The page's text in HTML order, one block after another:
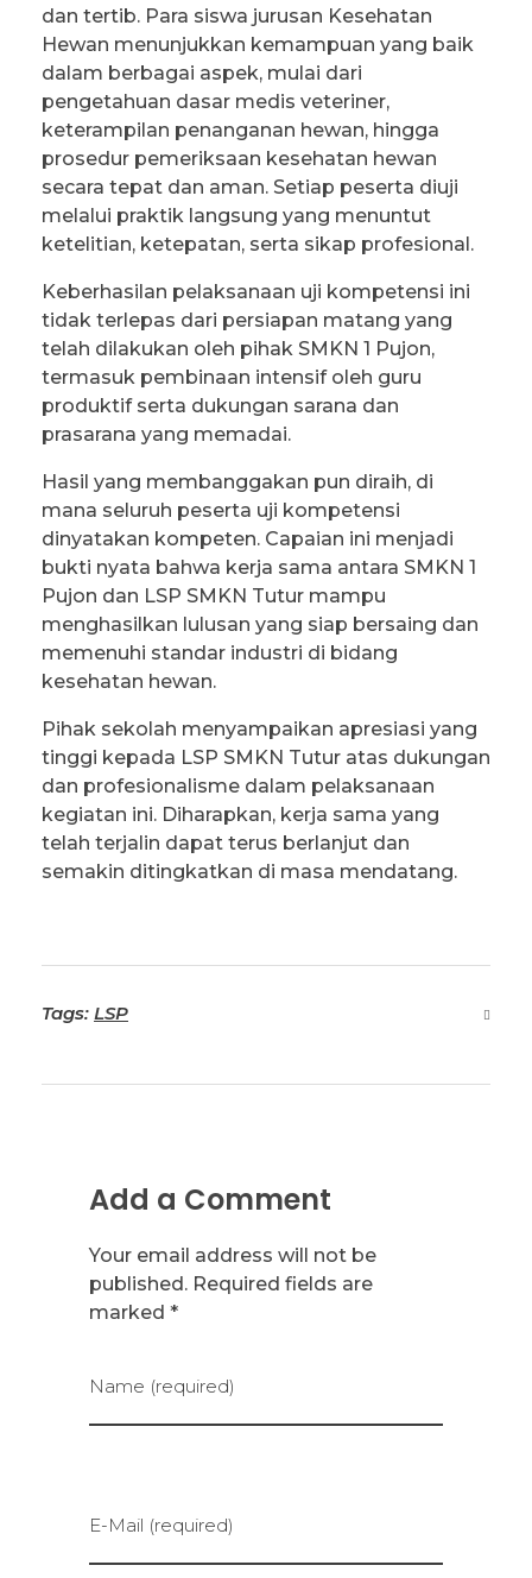
dan tertib. Para siswa jurusan Kesehatan
Hewan menunjukkan kemampuan yang baik
dalam berbagai aspek, mulai dari
pengetahuan dasar medis veteriner,
keterampilan penanganan hewan, hingga
prosedur pemeriksaan kesehatan hewan
secara tepat dan aman. Setiap peserta diuji
melalui praktik langsung yang menuntut
ketelitian, ketepatan, serta sikap profesional.
Keberhasilan pelaksanaan uji kompetensi ini
tidak terlepas dari persiapan matang yang
telah dilakukan oleh pihak SMKN 1 Pujon,
termasuk pembinaan intensif oleh guru
produktif serta dukungan sarana dan
prasarana yang memadai.
Hasil yang membanggakan pun diraih, di
mana seluruh peserta uji kompetensi
dinyatakan kompeten. Capaian ini menjadi
bukti nyata bahwa kerja sama antara SMKN 1
Pujon dan LSP SMKN Tutur mampu
menghasilkan lulusan yang siap bersaing dan
memenuhi standar industri di bidang
kesehatan hewan.
Pihak sekolah menyampaikan apresiasi yang
tinggi kepada LSP SMKN Tutur atas dukungan
dan profesionalisme dalam pelaksanaan
kegiatan ini. Diharapkan, kerja sama yang
telah terjalin dapat terus berlanjut dan
semakin ditingkatkan di masa mendatang.
Tags: LSP
Add a Comment
Your email address will not be
published. Required fields are
marked *
Name (required)
E-Mail (required)